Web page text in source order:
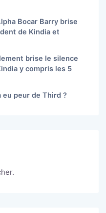
Bocar Barry brise
de Kindia et
brise le silence
y compris les 5
eu peur de Third ?